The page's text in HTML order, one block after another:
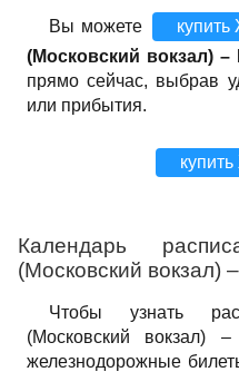
Вы можете
(Московский вокзал) –
прямо сейчас, выбрав
или прибытия.
Календарь
(Московский вокзал)
Чтобы узнать
(Московский вокзал)
железнодорожные